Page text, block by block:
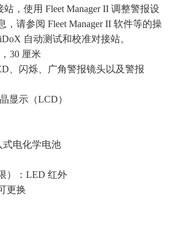
，使用 Fleet Manager II 调整警报设
，请参阅 Fleet Manager II 软件等的操
自动测试和校准对接站。
30 厘米
、闪烁、广⻆警报镜头以及警报
显示（LCD）
式电化学电池
）：LED 红外
更换